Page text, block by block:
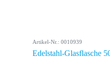
Artikel-Nr.: 0010939
Edelstahl-Glasflasche